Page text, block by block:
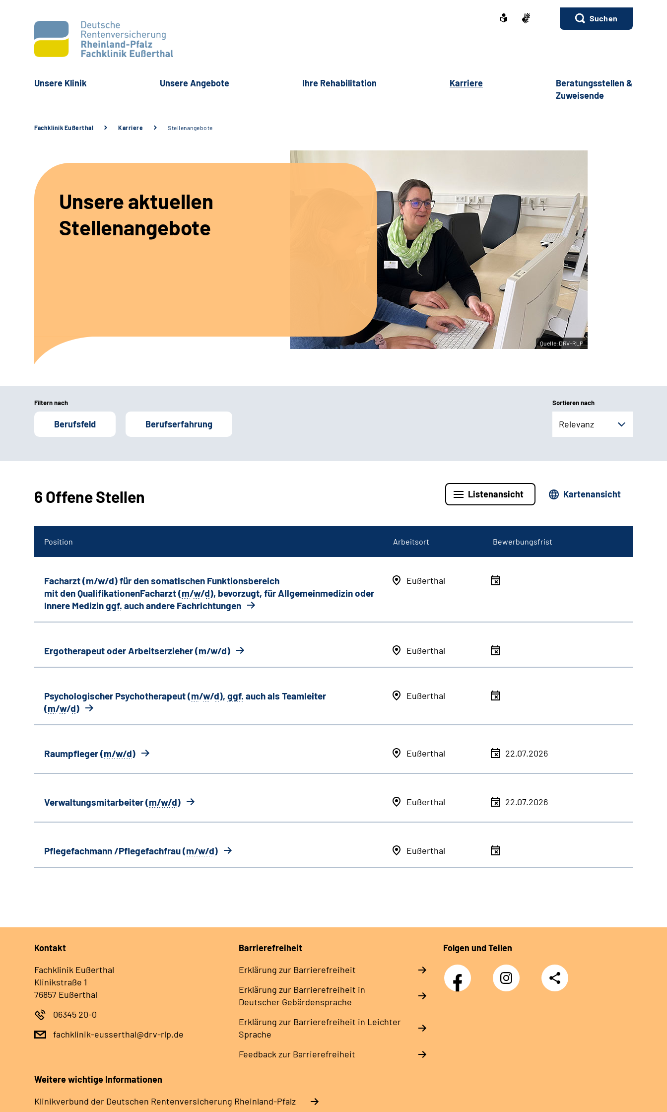
Suchen
Unsere Klinik Unsere Angebote Ihre Rehabilitation Karriere
Beratungsstellen &
Zuweisende
Fachklinik Eußerthal Karriere Stellenangebote
Unsere aktuellen
Stellenangebote
Quelle:DRV-RLP
Filtern nach
Berufsfeld Berufserfahrung
Sortieren nach
Relevanz
6 Offene Stellen Listenansicht Kartenansicht
Position Arbeitsort Bewerbungsfrist
Facharzt (m/w/d) für den somatischen Funktionsbereich
mit den QualifikationenFacharzt (m/w/d), bevorzugt, für Allgemeinmedizin oder
Innere Medizinggf. auch andere Fachrichtungen
Eußerthal
Ergotherapeut oder Arbeitserzieher (m/w/d) Eußerthal
Psychologischer Psychotherapeut (m/w/d), ggf. auch als Teamleiter
(m/w/d)
Eußerthal
Raumpfleger (m/w/d) Eußerthal 22.07.2026
Verwaltungsmitarbeiter (m/w/d) Eußerthal 22.07.2026
Pflegefachmann /Pflegefachfrau (m/w/d) Eußerthal
Kontakt
Fachklinik Eußerthal
Klinikstraße 1
76857 Eußerthal
06345 20-0
fachklinik-eusserthal@drv-rlp.de
Barrierefreiheit
Erklärung zur Barrierefreiheit
Erklärung zur Barrierefreiheit in
Deutscher Gebärdensprache
Erklärung zur Barrierefreiheit in Leichter
Sprache
Feedback zur Barrierefreiheit
Folgen und Teilen
Facebook
Instagram
DRV
Nachwuchskräfte
Teilen
Weitere wichtige Informationen
Klinikverbund der Deutschen Rentenversicherung Rheinland-Pfalz